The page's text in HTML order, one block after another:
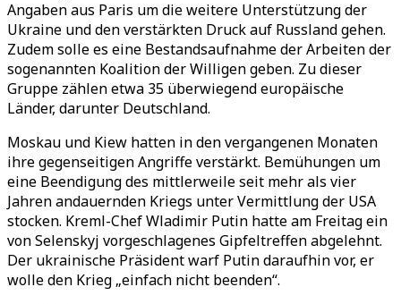
Angaben aus Paris um die weitere Unterstützung der
Ukraine und den verstärkten Druck auf Russland gehen.
Zudem solle es eine Bestandsaufnahme der Arbeiten der
sogenannten Koalition der Willigen geben. Zu dieser
Gruppe zählen etwa 35 überwiegend europäische
Länder, darunter Deutschland.
Moskau und Kiew hatten in den vergangenen Monaten
ihre gegenseitigen Angriffe verstärkt. Bemühungen um
eine Beendigung des mittlerweile seit mehr als vier
Jahren andauernden Kriegs unter Vermittlung der USA
stocken. Kreml-Chef Wladimir Putin hatte am Freitag ein
von Selenskyj vorgeschlagenes Gipfeltreffen abgelehnt.
Der ukrainische Präsident warf Putin daraufhin vor, er
wolle den Krieg „einfach nicht beenden“.